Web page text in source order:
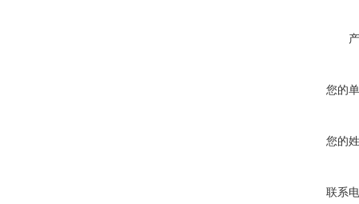
您的
您的
联系